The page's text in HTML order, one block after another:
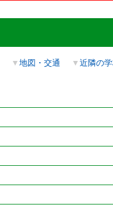
▼地図・交通 ▼近隣の